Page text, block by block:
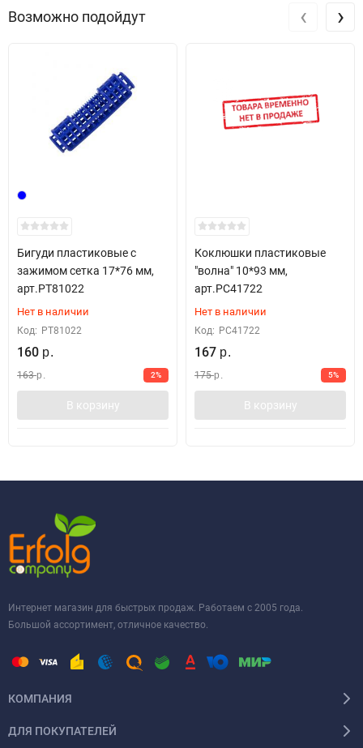
Возможно подойдут
Бигуди пластиковые с
зажимом сетка 17*76 мм,
арт.PT81022
Нет в наличии
Код: PT81022
160 р.
163 р. 2%
В корзину
Коклюшки пластиковые
"волна" 10*93 мм,
арт.PC41722
Нет в наличии
Код: PC41722
167 р.
175 р. 5%
В корзину
‹ ›
Интернет магазин для быстрых продаж. Работаем с 2005 года.
Большой ассортимент, отличное качество.
КОМПАНИЯ
ДЛЯ ПОКУПАТЕЛЕЙ